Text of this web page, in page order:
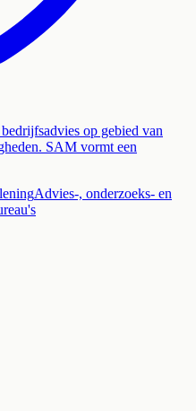
op gebied van
SAM vormt een
Advies-, onderzoeks- en